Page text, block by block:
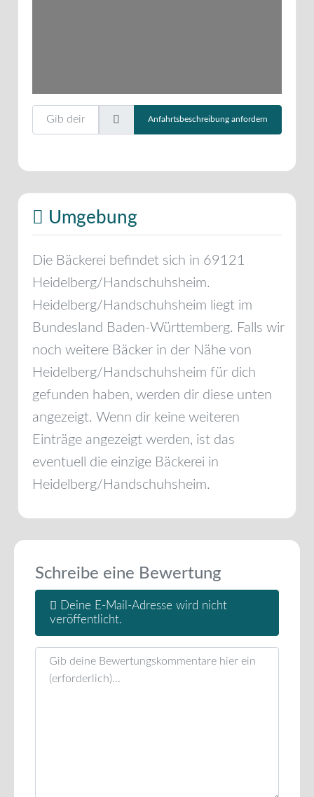
Gib deinen Standort ein.
Anfahrtsbeschreibung anfordern
Umgebung
Die Bäckerei befindet sich in 69121
Heidelberg/Handschuhsheim.
Heidelberg/Handschuhsheim liegt im
Bundesland Baden-Württemberg. Falls wir
noch weitere Bäcker in der Nähe von
Heidelberg/Handschuhsheim für dich
gefunden haben, werden dir diese unten
angezeigt. Wenn dir keine weiteren
Einträge angezeigt werden, ist das
eventuell die einzige Bäckerei in
Heidelberg/Handschuhsheim.
Schreibe eine Bewertung
Deine E-Mail-Adresse wird nicht
veröffentlicht.
Rezensionstext